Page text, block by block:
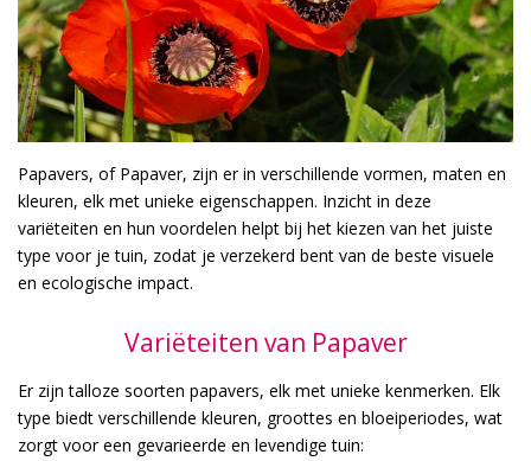
Papavers, of Papaver, zijn er in verschillende vormen, maten en
kleuren, elk met unieke eigenschappen. Inzicht in deze
variëteiten en hun voordelen helpt bij het kiezen van het juiste
type voor je tuin, zodat je verzekerd bent van de beste visuele
en ecologische impact.
Variëteiten van Papaver
Er zijn talloze soorten papavers, elk met unieke kenmerken. Elk
type biedt verschillende kleuren, groottes en bloeiperiodes, wat
zorgt voor een gevarieerde en levendige tuin: